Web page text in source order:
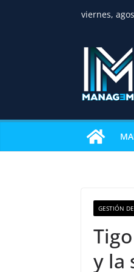
viernes,
GESTIÓN
y la